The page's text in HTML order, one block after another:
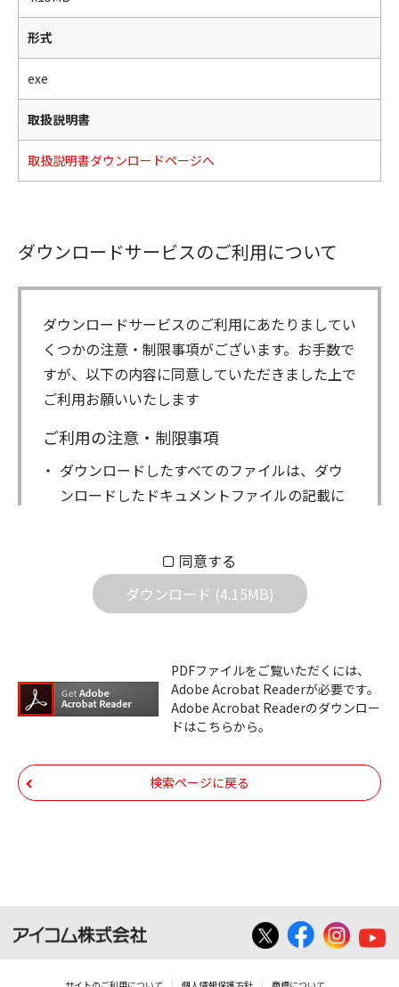
形式
exe
取扱説明書
取扱説明書ダウンロードページへ
ダウンロードサービスのご利用について
ダウンロードサービスのご利用にあたりましてい
くつかの注意・制限事項がございます。お手数で
すが、以下の内容に同意していただきました上で
ご利用お願いいたします
ご利用の注意・制限事項
ダウンロードしたすべてのファイルは、ダウ
ンロードしたドキュメントファイルの記載に
社は一切の責任を負いません。また、ファイ
ルの内容などの変更は一切行わないでくださ
機器のコントロールコマンドの仕様書、およ
びその他すべてのダウンロードファイルにつ
いての著作権を含むすべての権利は、アイコ
帰属します。ダウンロードしたファイルは、
個人で使用される以外にはご使用できませ
せんのでご了承ください。
同意する
ダウンロード (4.15MB)
PDFファイルをご覧いただくには、
Adobe Acrobat Readerが必要です。
Adobe Acrobat Readerのダウンロー
ドはこちらから。
検索ページに戻る